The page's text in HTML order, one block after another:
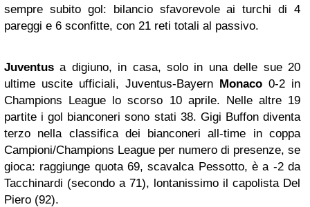
sempre subito gol: bilancio sfavorevole ai turchi di 4
pareggi e 6 sconfitte, con 21 reti totali al passivo.
Juventus a digiuno, in casa, solo in una delle sue 20
ultime uscite ufficiali, Juventus-Bayern Monaco 0-2 in
Champions League lo scorso 10 aprile. Nelle altre 19
partite i gol bianconeri sono stati 38. Gigi Buffon diventa
terzo nella classifica dei bianconeri all-time in coppa
Campioni/Champions League per numero di presenze, se
gioca: raggiunge quota 69, scavalca Pessotto, è a -2 da
Tacchinardi (secondo a 71), lontanissimo il capolista Del
Piero (92).